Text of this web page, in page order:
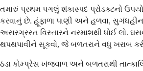
તમારું પ્રથમ પગલું શંકાસ્પદ પ્રોડક્ટનો
કરવાનું છે. હૂંફાળા પાણી અને હળવા,
અસરગ્રસ્ત વિસ્તારને નરમાશથી ધોઈ લો.
થપથપાવીને સૂકવો, જે બળતરાને વધુ ખરાબ
ઠંડા કોમ્પ્રેસ ખંજવાળ અને બળતરાથી